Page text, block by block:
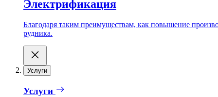
Электрификация
Благодаря таким преимуществам, как повышение
рудника.
Услуги
Услуги